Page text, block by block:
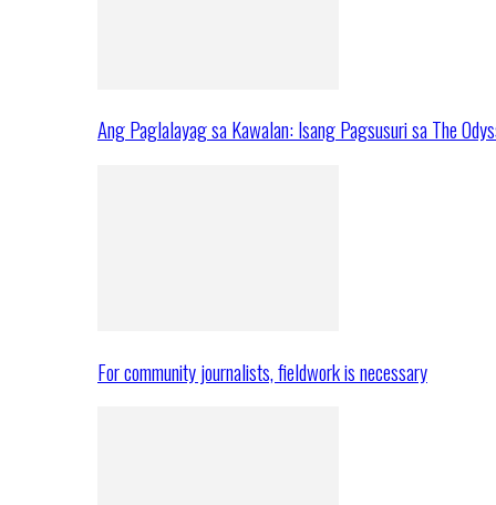
Ang Paglalayag sa Kawalan: Isang Pagsusuri sa The
For community journalists, fieldwork is necessary